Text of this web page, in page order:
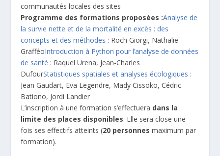
communautés locales des sites
Programme des formations proposées :Analyse de
la survie nette et de la mortalité en excès : des
concepts et des méthodes : Roch Giorgi, Nathalie
GrafféoIntroduction à Python pour l’analyse de données
de santé : Raquel Urena, Jean-Charles
DufourStatistiques spatiales et analyses écologiques :
Jean Gaudart, Eva Legendre, Mady Cissoko, Cédric
Bationo, Jordi Landier
L’inscription à une formation s’effectuera dans la
limite des places disponibles. Elle sera close une
fois ses effectifs atteints (20 personnes maximum par
formation).